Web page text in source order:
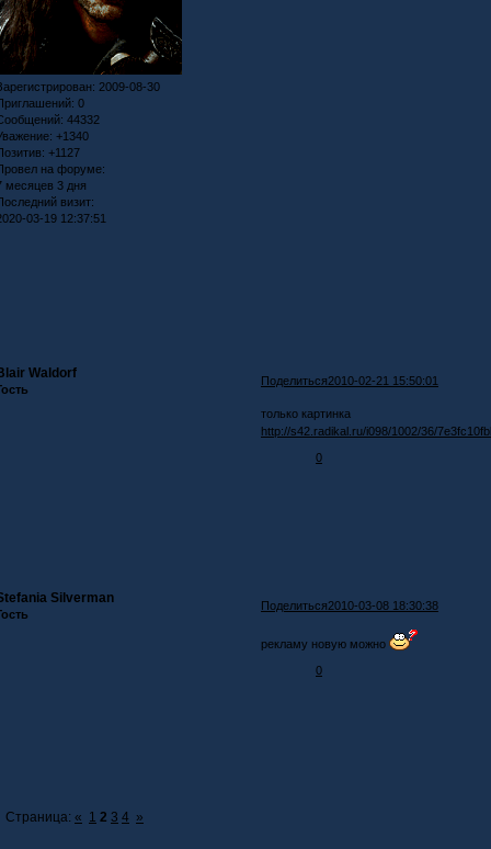
: 2009-08-30
0
44332
+1340
+1127
на форуме:
месяцев 3 дня
визит:
03-19 12:37:51
Поделиться2010-02-21 15:50:01
Waldorf
только картинка
http://s42.radikal.ru/i098/1002/36/
0
Поделиться2010-03-08 18:30:38
Silverman
рекламу новую можно
0
Страница: « 1 2 3 4 »